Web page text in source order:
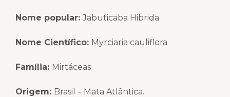
Nome popular:Jabuticaba Hibrida
Nome Científico: Myrciaria cauliflora
Família: Mirtáceas
Origem: Brasil – Mata Atlântica.